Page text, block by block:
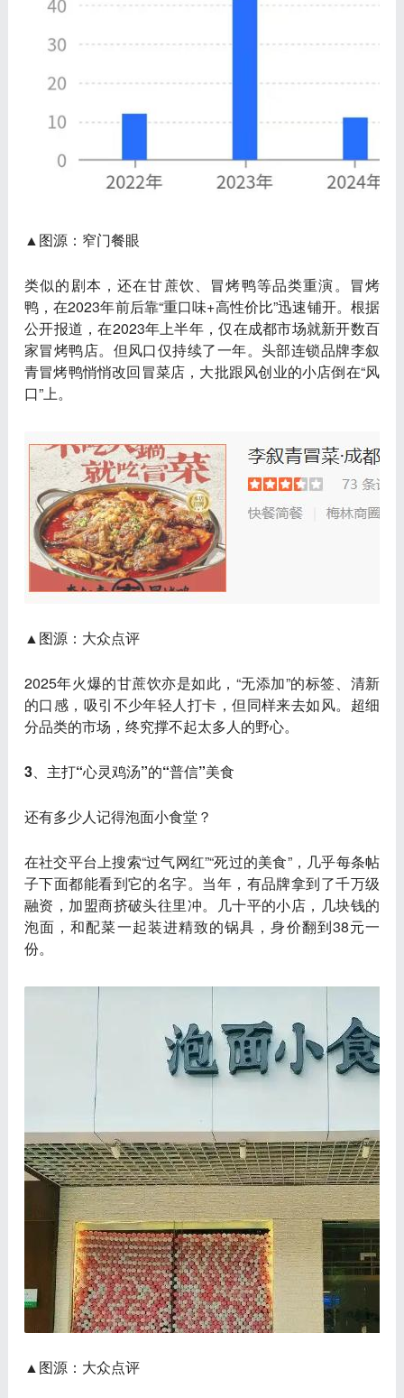
▲图源：窄门餐眼
类似的剧本，还在甘蔗饮、冒烤鸭等品类重演。冒烤
鸭，在2023年前后靠“重口味+高性价比”迅速铺开。根据
公开报道，在2023年上半年，仅在成都市场就新开数百
家冒烤鸭店。但风口仅持续了一年。头部连锁品牌李叙
青冒烤鸭悄悄改回冒菜店，大批跟风创业的小店倒在“风
口”上。
▲图源：大众点评
2025年火爆的甘蔗饮亦是如此，“无添加”的标签、清新
的口感，吸引不少年轻人打卡，但同样来去如风。 超细
分品类的市场，终究撑不起太多人的野心。
3、主打“心灵鸡汤”的“普信”美食
还有多少人记得泡面小食堂 ？
在社交平台上搜索“过气网红”“死过的美食”，几乎每条帖
子下面都能看到它的名字。当年，有品牌拿到了千万级
融资，加盟商挤破头往里冲。几十平的小店，几块钱的
泡面，和配菜一起装进精致的锅具，身价翻到38元一
份。
▲图源：大众点评